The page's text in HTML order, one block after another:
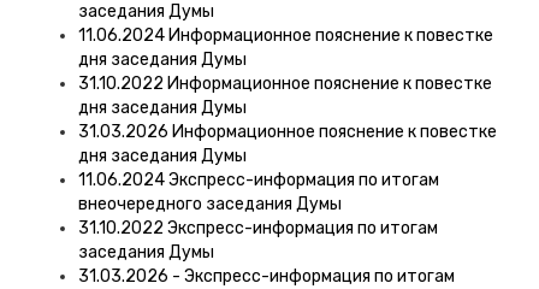
заседания Думы
11.06.2024 Информационное пояснение к повестке
дня заседания Думы
31.10.2022 Информационное пояснение к повестке
дня заседания Думы
31.03.2026 Информационное пояснение к повестке
дня заседания Думы
11.06.2024 Экспресс-информация по итогам
внеочередного заседания Думы
31.10.2022 Экспресс-информация по итогам
заседания Думы
31.03.2026 - Экспресс-информация по итогам